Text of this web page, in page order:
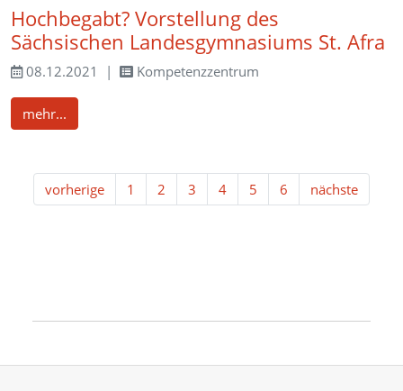
Hochbegabt? Vorstellung des
Sächsischen Landesgymnasiums St. Afra
08.12.2021 Kompetenzzentrum
mehr...
vorherige 1 2 3 4 5 6 nächste